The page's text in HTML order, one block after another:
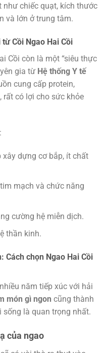
như chiếc quạt, kích thước
và lớn ở trung tâm.
Cồi Ngao Hai Cồi
Cồi còn là một “siêu thực
gia từ Hệ thống Y tế
cung cấp protein,
có lợi cho sức khỏe
xây dựng cơ bắp, ít chất
mạch và chức năng
cường hệ miễn dịch.
thần kinh.
Cách chọn Ngao Hai Cồi
năm tiếp xúc với hải
món gì ngon cũng thành
sống là quan trọng nhất.
của ngao